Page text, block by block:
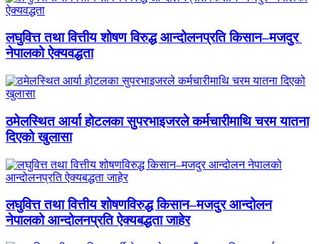
लघुवित्त तथा वित्तीय शोषण विरुद्ध आन्दोलनप्रति किसान–मजदुर
नेपालको ऐक्यवद्धता
ठमेलस्थित आर्या होटलका सुपरभाइजरले कर्मचारीमाथि चरम यातना
दिएको खुलासा
लघुवित्त तथा वित्तीय शोषणविरुद्ध किसान–मजदुर आन्दोलन
नेपालको आन्दोलनप्रति ऐक्यबद्धता जाहेर